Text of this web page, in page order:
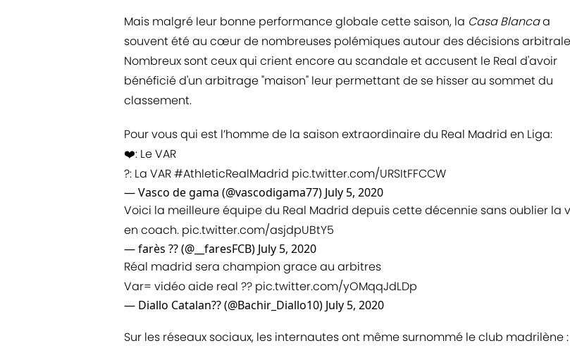
Mais malgré leur bonne performance globale cette saison, la Casa Blancaa
souvent été au cœur de nombreuses polémiques autour des décisions
Nombreux sont ceux qui crient encore au scandale et accusent le Real d'avoir
bénéficié d'un arbitrage "maison" leur permettant de se hisser au sommet du
classement.
Pour vous qui est l’homme de la saison extraordinaire du Real Madrid en Liga:
❤️: Le VAR
?: La VAR#AthleticRealMadrid pic.twitter.com/URSItFFCCW
— Vasco de gama (@vascodigama77) July 5, 2020
Voici la meilleure équipe du Real Madrid depuis cette décennie sans oublier la
en coach. pic.twitter.com/asjdpUBtY5
— farès ?? (@__faresFCB) July 5, 2020
Réal madrid sera champion grace au arbitres
Var= vidéo aide real ?? pic.twitter.com/yOMqqJdLDp
— Diallo Catalan?? (@Bachir_Diallo10) July 5, 2020
Sur les réseaux sociaux, les internautes ont même surnommé le club madrilène :